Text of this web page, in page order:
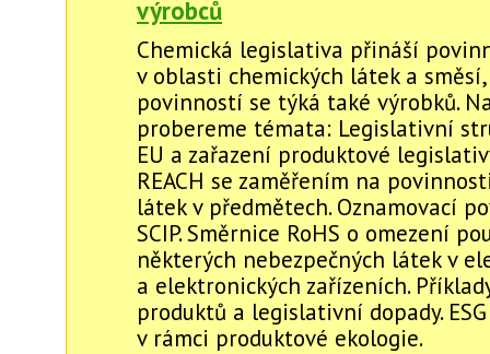
výrobců
Chemická legislativa přináší
v oblasti chemických látek a
povinností se týká také výrobků.
probereme témata: Legislativní
EU a zařazení produktové
REACH se zaměřením na
látek v předmětech. Oznamovací
SCIP. Směrnice RoHS o omezení
některých nebezpečných látek v
a elektronických zařízeních.
produktů a legislativní dopady.
v rámci produktové ekologie.